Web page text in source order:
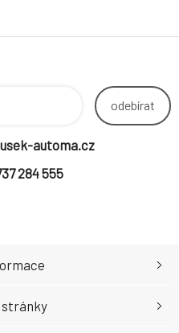
odebírat
automa.cz
284 555
stránky